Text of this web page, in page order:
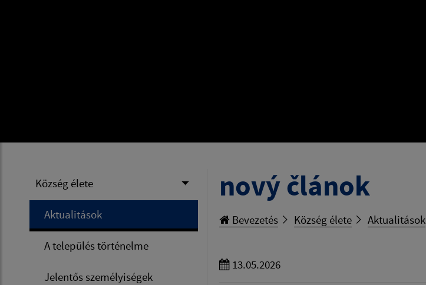
Község élete
Aktualitások
A település történelme
Jelentős személyiségek
nový článok
Bevezetés Község élete Aktualitások
13.05.2026